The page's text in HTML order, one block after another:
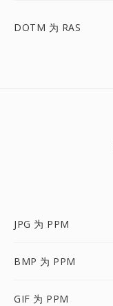
DOTM 为 RAS
JPG 为 PPM
BMP 为 PPM
GIF 为 PPM